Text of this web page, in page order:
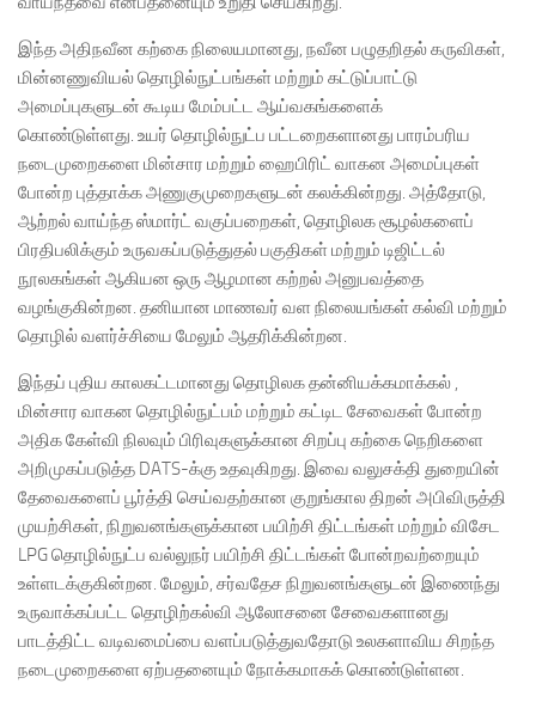
இந்த அதிநவீன கற்கை நிலையமானது, நவீன பழுதறிதல் கருவிகள்,
மின்னணுவியல் தொழில்நுட்பங்கள் மற்றும் கட்டுப்பாட்டு
அமைப்புகளுடன் கூடிய மேம்பட்ட ஆய்வகங்களைக்
கொண்டுள்ளது. உயர் தொழில்நுட்ப பட்டறைகளானது பாரம்பரிய
நடைமுறைகளை மின்சார மற்றும் ஹைபிரிட் வாகன அமைப்புகள்
போன்ற புத்தாக்க அணுகுமுறைகளுடன் கலக்கின்றது. அத்தோடு,
ஆற்றல் வாய்ந்த ஸ்மார்ட் வகுப்பறைகள், தொழிலக சூழல்களைப்
பிரதிபலிக்கும் உருவகப்படுத்துதல் பகுதிகள் மற்றும் டிஜிட்டல்
நூலகங்கள் ஆகியன ஒரு ஆழமான கற்றல் அனுபவத்தை
வழங்குகின்றன. தனியான மாணவர் வள நிலையங்கள் கல்வி மற்றும்
தொழில் வளர்ச்சியை மேலும் ஆதரிக்கின்றன.
இந்தப் புதிய காலகட்டமானது தொழிலக தன்னியக்கமாக்கல் ,
மின்சார வாகன தொழில்நுட்பம் மற்றும் கட்டிட சேவைகள் போன்ற
அதிக கேள்வி நிலவும் பிரிவுகளுக்கான சிறப்பு கற்கை நெறிகளை
அறிமுகப்படுத்த DATS-க்கு உதவுகிறது. இவை வலுசக்தி துறையின்
தேவைகளைப் பூர்த்தி செய்வதற்கான குறுங்கால திறன் அபிவிருத்தி
முயற்சிகள், நிறுவனங்களுக்கான பயிற்சி திட்டங்கள் மற்றும் விசேட
LPG தொழில்நுட்ப வல்லுநர் பயிற்சி திட்டங்கள் போன்றவற்றையும்
உள்ளடக்குகின்றன. மேலும், சர்வதேச நிறுவனங்களுடன் இணைந்து
உருவாக்கப்பட்ட தொழிற்கல்வி ஆலோசனை சேவைகளானது
பாடத்திட்ட வடிவமைப்பை வளப்படுத்துவதோடு உலகளாவிய சிறந்த
நடைமுறைகளை ஏற்பதனையும் நோக்கமாகக் கொண்டுள்ளன.